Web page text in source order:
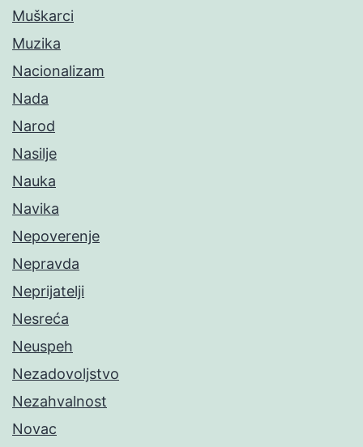
Muškarci
Muzika
Nacionalizam
Nada
Narod
Nasilje
Nauka
Navika
Nepoverenje
Nepravda
Neprijatelji
Nesreća
Neuspeh
Nezadovoljstvo
Nezahvalnost
Novac